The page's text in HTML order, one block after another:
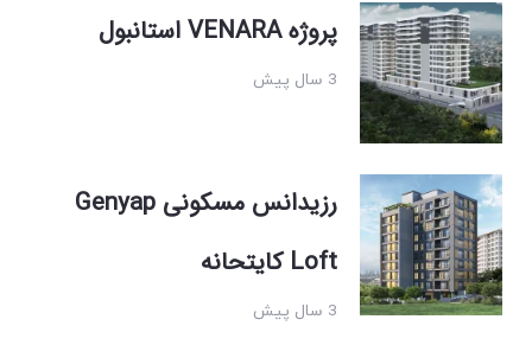
پروژه VENARA استانبول
3 سال پیش
رزیدانس مسکونی Genyap
Loft کایتحانه
3 سال پیش